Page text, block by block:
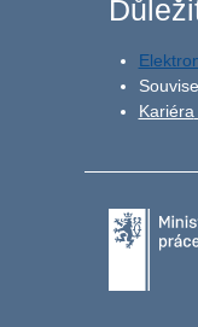
Kariéra